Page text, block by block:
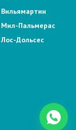
Вильямартин
Мил-Пальмерас
Лос-Дольсес